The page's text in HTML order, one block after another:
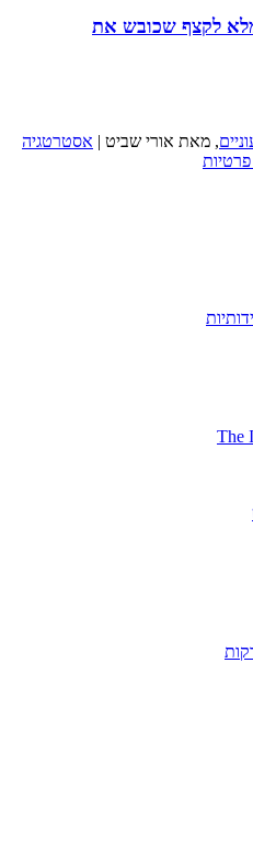
לקצף שכובש את
, מאת אורי שביט | אסטרטגיה
פרטיות
The